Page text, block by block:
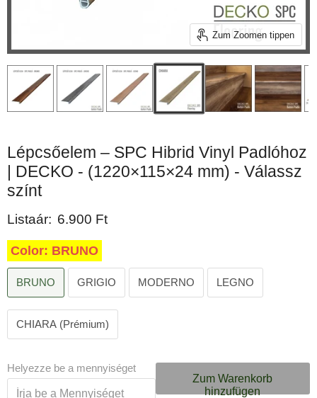
Zum Zoomen tippen
Lépcsőelem – SPC Hibrid Vinyl Padlóhoz
| DECKO - (1220×115×24 mm) - Válassz
színt
Listaár: Aktueller Preis
6.900 Ft
Color: BRUNO
BRUNO GRIGIO MODERNO LEGNO
CHIARA (Prémium)
Helyezze be a mennyiséget
Zum Warenkorb
hinzufügen